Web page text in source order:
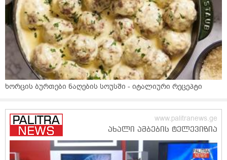
ხორცის ბურთები ნაღების სოუსში - იტალიური რეცეპტი